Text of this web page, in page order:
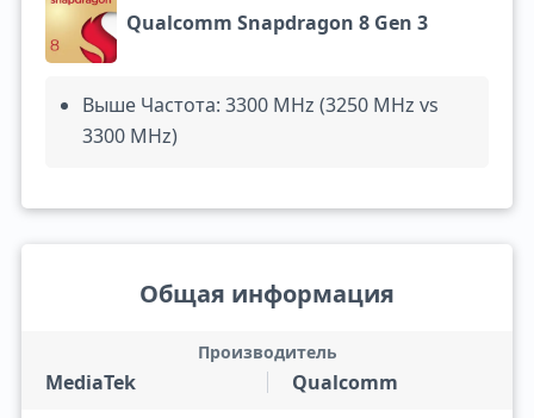
Qualcomm Snapdragon 8 Gen 3
Выше Частота: 3300 MHz (3250 MHz vs
3300 MHz)
Общая информация
MediaTek
Производитель
Qualcomm